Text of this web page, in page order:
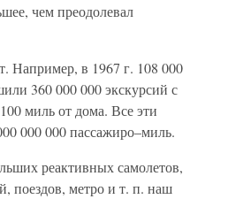
чем преодолевал
в 1967 г. 108 000
360 000 000 экскурсий с
миль от дома. Все эти
000 000 пассажиро–миль.
реактивных самолетов,
поездов, метро и т. п. наш